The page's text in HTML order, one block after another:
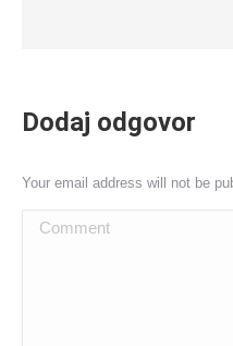
Dodaj odgovor
Your email address will not be
Comment